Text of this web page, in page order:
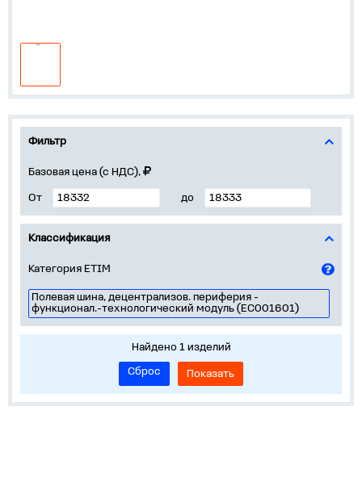
Фильтр
Базовая цена (с НДС),
От до
Классификация
Категория ETIM
Полевая шина, децентрализов. периферия -
функционал.-технологический модуль (EC001601)
Найдено 1 изделий
Сброс
Показать